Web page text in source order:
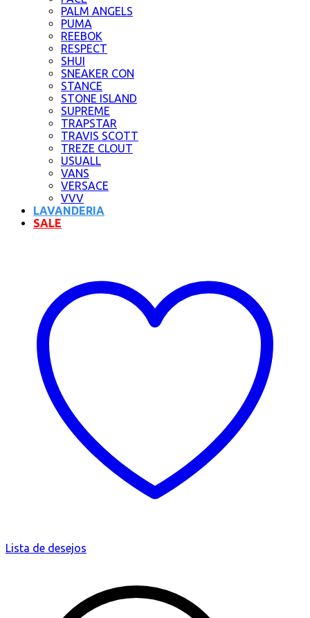
PALM ANGELS
PUMA
REEBOK
RESPECT
SHUI
SNEAKER CON
STANCE
STONE ISLAND
SUPREME
TRAPSTAR
TRAVIS SCOTT
TREZE CLOUT
USUALL
VANS
VERSACE
VVV
LAVANDERIA
SALE
Lista de desejos